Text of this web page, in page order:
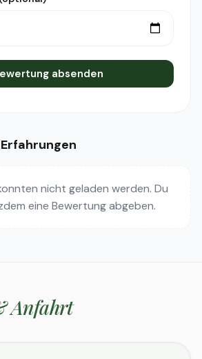
absenden
nicht geladen werden. Du
eine Bewertung abgeben.
Anfahrt